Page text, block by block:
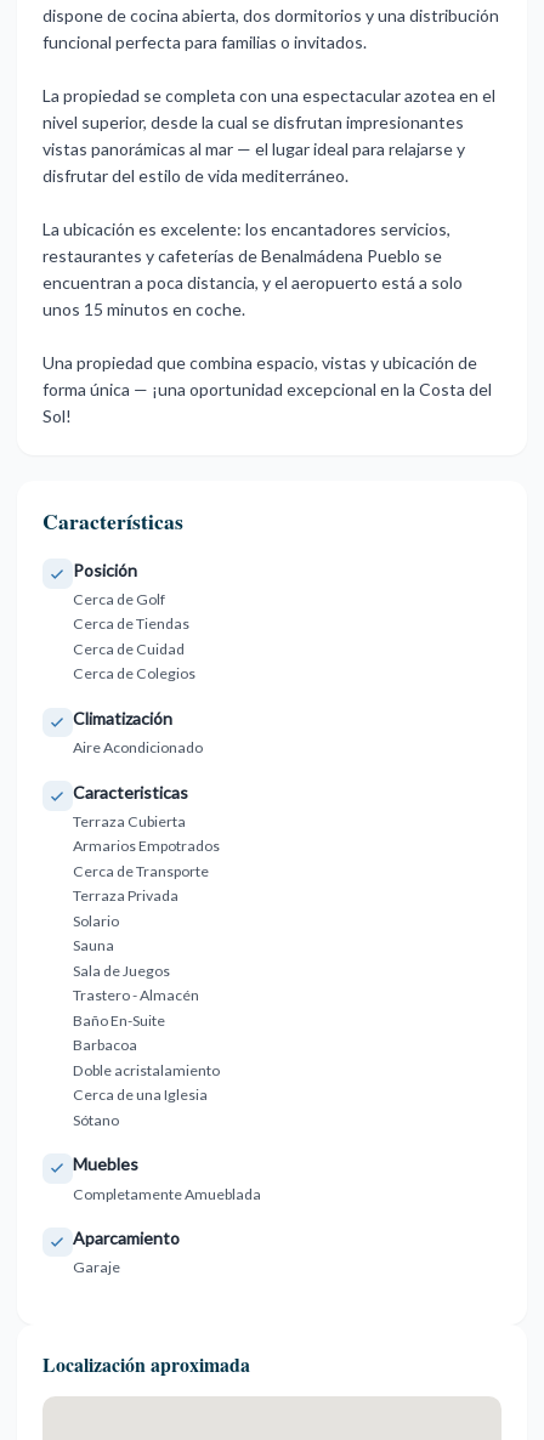
dispone de cocina abierta, dos dormitorios y una distribución
funcional perfecta para familias o invitados.
La propiedad se completa con una espectacular azotea en el
nivel superior, desde la cual se disfrutan impresionantes
vistas panorámicas al mar — el lugar ideal para relajarse y
disfrutar del estilo de vida mediterráneo.
La ubicación es excelente: los encantadores servicios,
restaurantes y cafeterías de Benalmádena Pueblo se
encuentran a poca distancia, y ‌el ‌aeropuerto ‌está ‌a solo
‌unos 15 minutos ‌en ‌coche.
Una propiedad ‌que ‌combina ‌espacio, ‌vistas y ubicación ‌de
forma ‌única — ¡una ‌oportunidad ‌excepcional ‌en ‌la ‌Costa ‌del
‌Sol!
Características
Posición
Cerca de Golf
Cerca de Tiendas
Cerca de Cuidad
Cerca de Colegios
Climatización
Aire Acondicionado
Caracteristicas
Terraza Cubierta
Armarios Empotrados
Cerca de Transporte
Terraza Privada
Solario
Sauna
Sala de Juegos
Trastero - Almacén
Baño En-Suite
Barbacoa
Doble acristalamiento
Cerca de una Iglesia
Sótano
Muebles
Completamente Amueblada
Aparcamiento
Garaje
Localización aproximada